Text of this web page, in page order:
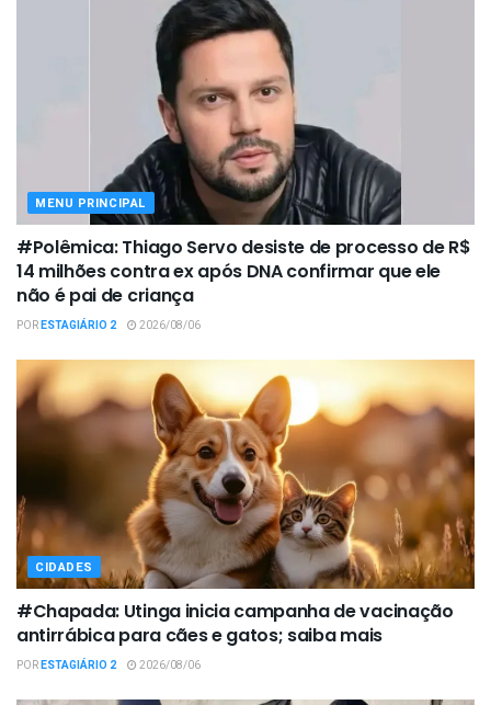
MENU PRINCIPAL
#Polêmica: Thiago Servo desiste de processo de R$
14 milhões contra ex após DNA confirmar que ele
não é pai de criança
PORESTAGIÁRIO 2 2026/08/06
CIDADES
#Chapada: Utinga inicia campanha de vacinação
antirrábica para cães e gatos; saiba mais
PORESTAGIÁRIO 2 2026/08/06